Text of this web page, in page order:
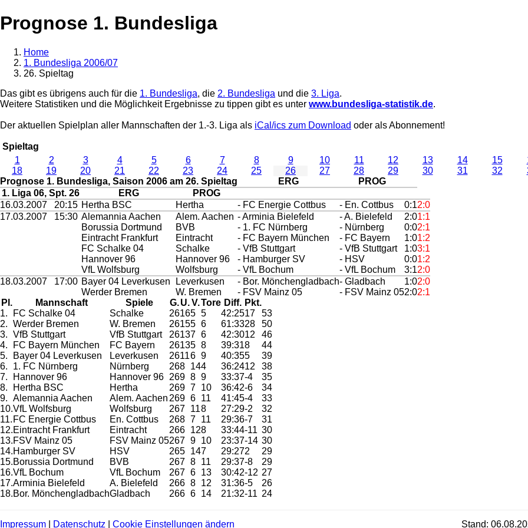
Prognose 1. Bundesliga
Home
1. Bundesliga 2006/07
26. Spieltag
Das gibt es übrigens auch für die 1. Bundesliga, die 2. Bundesliga und die 3. Liga.
Weitere Statistiken und die Möglichkeit Ergebnisse zu tippen gibt es unter www.bundesliga-statistik.de.
Der aktuellen Spielplan aller Mannschaften der 1.-3. Liga als iCal/ics zum Download oder als Abonnement!
Spieltag
1
2 3 4 5 6 7 8 9 10 11 12 13 14 15
18
19 20 21 22 23 24 25 26 27 28 29 30 31 32
Prognose 1. Bundesliga, Saison 2006 am 26. Spieltag
ERG
PROG
1. Liga 06, Spt. 26
ERG
PROG
16.03.2007
20:15 Hertha BSC Hertha - FC Energie Cottbus - En. Cottbus 0:12:0
17.03.2007
15:30 Alemannia Aachen Alem. Aachen - Arminia Bielefeld - A. Bielefeld 2:01:1
Borussia Dortmund
BVB - 1. FC Nürnberg - Nürnberg 0:02:1
Eintracht Frankfurt
Eintracht - FC Bayern München - FC Bayern 1:01:2
FC Schalke 04
Schalke - VfB Stuttgart - VfB Stuttgart 1:03:1
Hannover 96
Hannover 96 - Hamburger SV - HSV 0:01:2
VfL Wolfsburg
Wolfsburg - VfL Bochum - VfL Bochum 3:12:0
18.03.2007
17:00 Bayer 04 Leverkusen Leverkusen - Bor. Mönchengladbach- Gladbach 1:02:0
Werder Bremen
W. Bremen - FSV Mainz 05 - FSV Mainz 052:02:1
Pl.
Mannschaft Spiele G.U.V.Tore Diff. Pkt.
1.
FC Schalke 04 Schalke 26165 5 42:2517
53
2. Werder Bremen W. Bremen 26155 6 61:3328
50
3. VfB Stuttgart VfB Stuttgart 26137 6 42:3012
46
4.
FC Bayern München FC Bayern 26135 8 39:318
44
5.
Bayer 04 Leverkusen Leverkusen 26116 9 40:355
39
6.
1. FC Nürnberg Nürnberg 268 144 36:2412
38
7.
Hannover 96 Hannover 96 269 8 9 33:37-4
35
8.
Hertha BSC Hertha 269 7 10 36:42-6
34
9. Alemannia Aachen Alem. Aachen 269 6 11 41:45-4
33
10.VfL Wolfsburg Wolfsburg 267 118 27:29-2
32
11. FC Energie Cottbus En. Cottbus 268 7 11 29:36-7
31
12.Eintracht Frankfurt Eintracht 266 128 33:44-11 30
13.FSV Mainz 05 FSV Mainz 05267 9 10 23:37-14 30
14.Hamburger SV HSV 265 147 29:272
29
15.Borussia Dortmund BVB 267 8 11 29:37-8
29
16.VfL Bochum VfL Bochum 267 6 13 30:42-12 27
17.Arminia Bielefeld A. Bielefeld 266 8 12 31:36-5
26
18.Bor. MönchengladbachGladbach 266 6 14 21:32-11 24
Impressum Datenschutz Cookie Einstellungen ändern Stand: